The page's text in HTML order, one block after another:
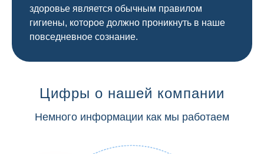
здоровье является обычным правилом
гигиены, которое должно проникнуть в наше
повседневное сознание.
Цифры о нашей компании
Немного информации как мы работаем